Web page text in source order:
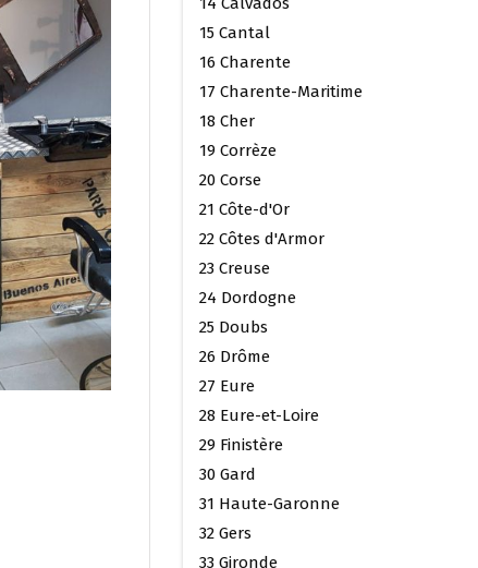
15 Cantal
16 Charente
17 Charente-Maritime
18 Cher
19 Corrèze
20 Corse
21 Côte-d'Or
22 Côtes d'Armor
23 Creuse
24 Dordogne
25 Doubs
26 Drôme
27 Eure
28 Eure-et-Loire
29 Finistère
30 Gard
31 Haute-Garonne
32 Gers
33 Gironde